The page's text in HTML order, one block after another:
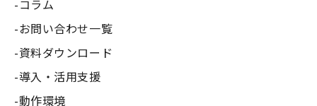
コラム
お問い合わせ一覧
資料ダウンロード
導入・活用支援
動作環境